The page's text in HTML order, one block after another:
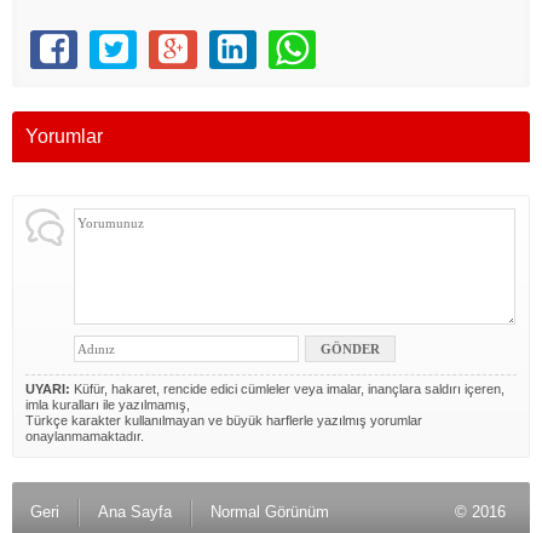
Yorumlar
UYARI: Küfür, hakaret, rencide edici cümleler veya imalar, inançlara saldırı içeren,
imla kuralları ile yazılmamış,
Türkçe karakter kullanılmayan ve büyük harflerle yazılmış yorumlar
onaylanmamaktadır.
Geri Ana Sayfa Normal Görünüm © 2016